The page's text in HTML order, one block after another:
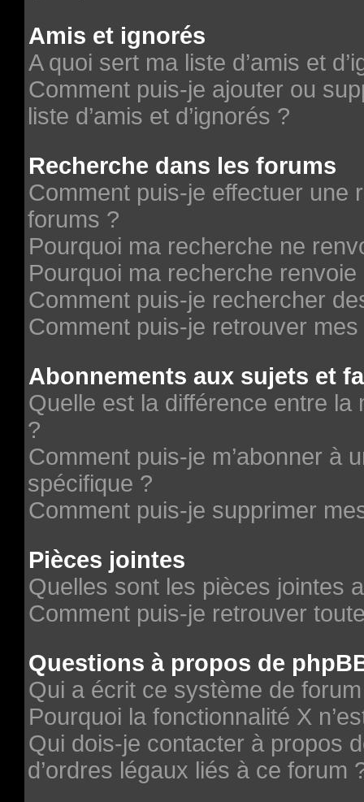
Amis et ignorés
A quoi sert ma liste d’amis et
Comment puis-je ajouter ou
liste d’amis et d’ignorés ?
Recherche dans les forums
Comment puis-je effectuer une
forums ?
Pourquoi ma recherche ne
Pourquoi ma recherche
Comment puis-je rechercher
Comment puis-je retrouver
Abonnements aux sujets et
Quelle est la différence entre la
?
Comment puis-je m’abonner à
spécifique ?
Comment puis-je supprimer
Pièces jointes
Quelles sont les pièces jointes
Comment puis-je retrouver
Questions à propos de
Qui a écrit ce système de
Pourquoi la fonctionnalité X
Qui dois-je contacter à propos
d’ordres légaux liés à ce forum